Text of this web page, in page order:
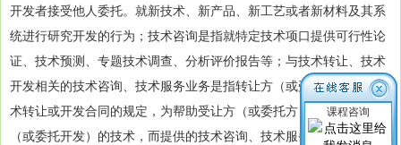
开发者接受他人委托。就新技术、新产品、新工艺或者新材料及其系
统进行研究开发的行为；技术咨询是指就特定技术项口提供可行性论
证、技术预测、专题技术调查、分析评价报告等；与技术转让、技术
开发相关的技术咨询、技术服务业务是指转让方（或受托方）根据技
术转让或开发合同的规定，为帮助受让方（或委托方）掌握所转让
（或委托开发）的技术，而提供的技术咨询、技术服务业务，且这部
课程咨询